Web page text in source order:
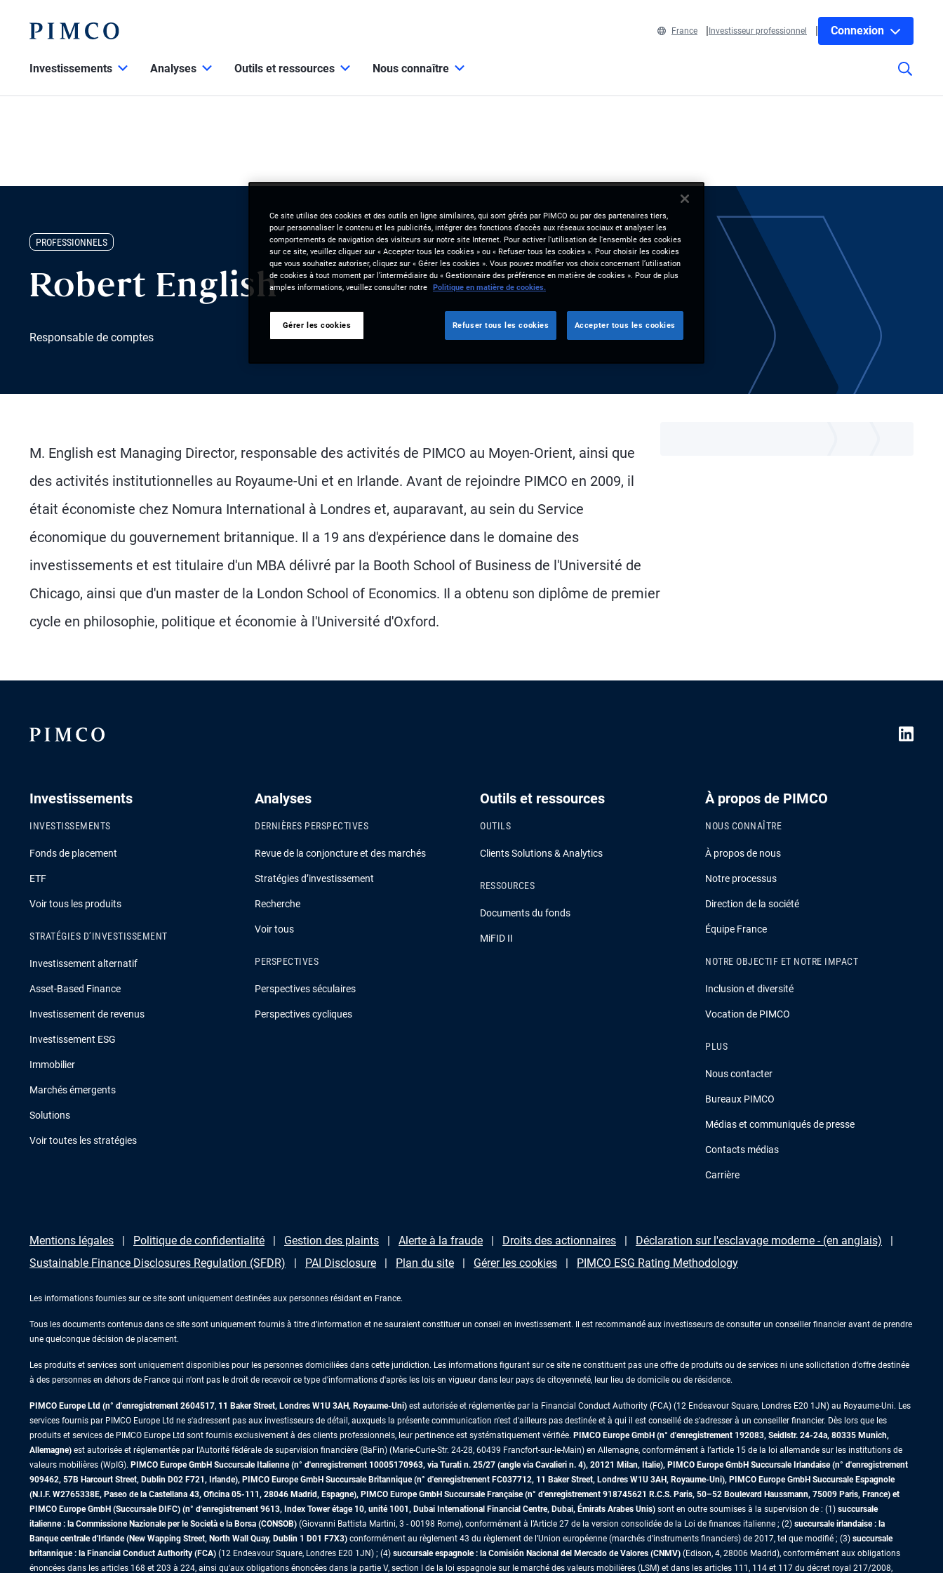
France Investisseur professionnel Connexion
Investissements Analyses Outils et ressources Nous connaître
PROFESSIONNELS
Robert English
Responsable de comptes
M. English est Managing Director, responsable des activités de PIMCO au Moyen-Orient, ainsi que
des activités institutionnelles au Royaume-Uni et en Irlande. Avant de rejoindre PIMCO en 2009, il
était économiste chez Nomura International à Londres et, auparavant, au sein du Service
économique du gouvernement britannique. Il a 19 ans d'expérience dans le domaine des
investissements et est titulaire d'un MBA délivré par la Booth School of Business de l'Université de
Chicago, ainsi que d'un master de la London School of Economics. Il a obtenu son diplôme de premier
cycle en philosophie, politique et économie à l'Université d'Oxford.
Investissements
INVESTISSEMENTS
Fonds de placement
ETF
Voir tous les produits
STRATÉGIES D’INVESTISSEMENT
Investissement alternatif
Asset-Based Finance
Investissement de revenus
Investissement ESG
Immobilier
Marchés émergents
Solutions
Voir toutes les stratégies
Analyses
DERNIÈRES PERSPECTIVES
Revue de la conjoncture et des marchés
Stratégies d’investissement
Recherche
Voir tous
PERSPECTIVES
Perspectives séculaires
Perspectives cycliques
Outils et ressources
OUTILS
Clients Solutions & Analytics
RESSOURCES
Documents du fonds
MiFID II
À propos de PIMCO
NOUS CONNAÎTRE
À propos de nous
Notre processus
Direction de la société
Équipe France
NOTRE OBJECTIF ET NOTRE IMPACT
Inclusion et diversité
Vocation de PIMCO
PLUS
Nous contacter
Bureaux PIMCO
Médias et communiqués de presse
Contacts médias
Carrière
Mentions légales Politique de confidentialité Gestion des plaints Alerte à la fraude Droits des actionnaires
Déclaration sur l'esclavage moderne - (en anglais)
Sustainable Finance Disclosures Regulation (SFDR)
PAI Disclosure Plan du site Gérer les cookies PIMCO ESG Rating Methodology
Les informations fournies sur ce site sont uniquement destinées aux personnes résidant en France.
Tous les documents contenus dans ce site sont uniquement fournis à titre d’information et ne sauraient constituer un conseil en investissement. Il est recommandé aux investisseurs de consulter un conseiller financier avant de prendre
une quelconque décision de placement.
Les produits et services sont uniquement disponibles pour les personnes domiciliées dans cette juridiction. Les informations figurant sur ce site ne constituent pas une offre de produits ou de services ni une sollicitation d'offre destinée
à des personnes en dehors de France qui n'ont pas le droit de recevoir ce type d'informations d'après les lois en vigueur dans leur pays de citoyenneté, leur lieu de domicile ou de résidence.
PIMCO Europe Ltd (n° d'enregistrement 2604517, 11 Baker Street, Londres W1U 3AH, Royaume-Uni) est autorisée et réglementée par la Financial Conduct Authority (FCA) (12 Endeavour Square, Londres E20 1JN) au Royaume-Uni. Les
services fournis par PIMCO Europe Ltd ne s'adressent pas aux investisseurs de détail, auxquels la présente communication n'est d'ailleurs pas destinée et à qui il est conseillé de s'adresser à un conseiller financier. Dès lors que les
produits et services de PIMCO Europe Ltd sont fournis exclusivement à des clients professionnels, leur pertinence est systématiquement vérifiée. PIMCO Europe GmbH (n° d'enregistrement 192083, Seidlstr. 24-24a, 80335 Munich,
Allemagne) est autorisée et réglementée par l'Autorité fédérale de supervision financière (BaFin) (Marie-Curie-Str. 24-28, 60439 Francfort-sur-le-Main) en Allemagne, conformément à l’article 15 de la loi allemande sur les institutions de
valeurs mobilières (WpIG). PIMCO Europe GmbH Succursale Italienne (n° d'enregistrement 10005170963, via Turati n. 25/27 (angle via Cavalieri n. 4), 20121 Milan, Italie), PIMCO Europe GmbH Succursale Irlandaise (n° d'enregistrement
909462, 57B Harcourt Street, Dublin D02 F721, Irlande), PIMCO Europe GmbH Succursale Britannique (n° d'enregistrement FC037712, 11 Baker Street, Londres W1U 3AH, Royaume-Uni), PIMCO Europe GmbH Succursale Espagnole
(N.I.F. W2765338E, Paseo de la Castellana 43, Oficina 05-111, 28046 Madrid, Espagne), PIMCO Europe GmbH Succursale Française (n° d'enregistrement 918745621 R.C.S. Paris, 50–52 Boulevard Haussmann, 75009 Paris, France) et
PIMCO Europe GmbH (Succursale DIFC) (n° d'enregistrement 9613, Index Tower étage 10, unité 1001, Dubai International Financial Centre, Dubai, Émirats Arabes Unis) sont en outre soumises à la supervision de : (1) succursale
italienne : la Commissione Nazionale per le Società e la Borsa (CONSOB) (Giovanni Battista Martini, 3 - 00198 Rome), conformément à l’Article 27 de la version consolidée de la Loi de finances italienne ; (2) succursale irlandaise : la
Banque centrale d'Irlande (New Wapping Street, North Wall Quay, Dublin 1 D01 F7X3) conformément au règlement 43 du règlement de l’Union européenne (marchés d’instruments financiers) de 2017, tel que modifié ; (3) succursale
britannique : la Financial Conduct Authority (FCA) (12 Endeavour Square, Londres E20 1JN) ; (4) succursale espagnole : la Comisión Nacional del Mercado de Valores (CNMV) (Edison, 4, 28006 Madrid), conformément aux obligations
énoncées dans les articles 168 et 203 à 224, ainsi qu'aux obligations énoncées dans la partie V, section I de la loi espagnole sur le marché des valeurs mobilières (LSM) et dans les articles 111, 114 et 117 du décret royal 217/2008,
Ce site utilise des cookies et des outils en ligne similaires, qui sont gérés par PIMCO ou par des partenaires tiers,
pour personnaliser le contenu et les publicités, intégrer des fonctions d’accès aux réseaux sociaux et analyser les
comportements de navigation des visiteurs sur notre site Internet. Pour activer l'utilisation de l'ensemble des cookies
sur ce site, veuillez cliquer sur « Accepter tous les cookies » ou « Refuser tous les cookies ». Pour choisir les cookies
que vous souhaitez autoriser, cliquez sur « Gérer les cookies ». Vous pouvez modifier vos choix concernant l’utilisation
de cookies à tout moment par l’intermédiaire du « Gestionnaire des préférence en matière de cookies ». Pour de plus
amples informations, veuillez consulter notre Politique en matière de cookies.
Gérer les cookies Refuser tous les cookies Accepter tous les cookies